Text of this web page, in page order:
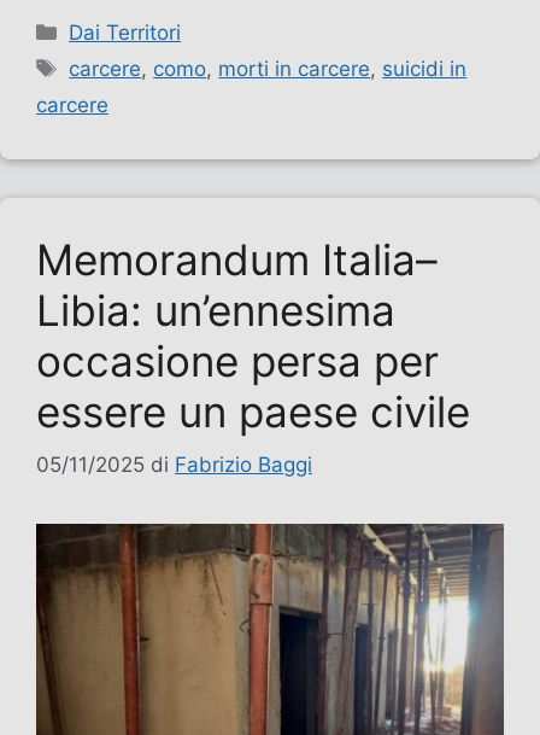
Categorie
Dai Territori
Tag
carcere, como, morti in carcere, suicidi in
carcere
Memorandum Italia–
Libia: un’ennesima
occasione persa per
essere un paese civile
05/11/2025 di Fabrizio Baggi